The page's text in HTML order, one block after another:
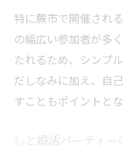
特に蕨市で開催され
の幅広い参加者が多
たれるため、シンプ
だしなみに加え、自
すこともポイントとな
ibjと婚活パーティー